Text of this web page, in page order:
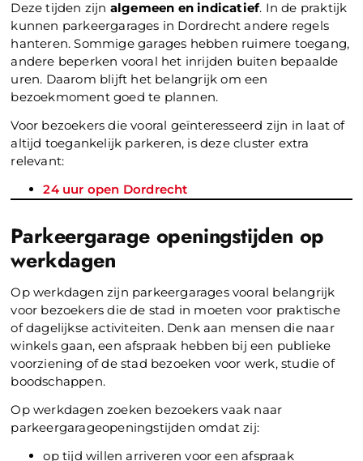
Deze tijden zijn algemeen en indicatief. In de praktijk
kunnen parkeergarages in Dordrecht andere regels
hanteren. Sommige garages hebben ruimere toegang,
andere beperken vooral het inrijden buiten bepaalde
uren. Daarom blijft het belangrijk om een
bezoekmoment goed te plannen.
Voor bezoekers die vooral geïnteresseerd zijn in laat of
altijd toegankelijk parkeren, is deze cluster extra
relevant:
24 uur open Dordrecht
Parkeergarage openingstijden op
werkdagen
Op werkdagen zijn parkeergarages vooral belangrijk
voor bezoekers die de stad in moeten voor praktische
of dagelijkse activiteiten. Denk aan mensen die naar
winkels gaan, een afspraak hebben bij een publieke
voorziening of de stad bezoeken voor werk, studie of
boodschappen.
Op werkdagen zoeken bezoekers vaak naar
parkeergarageopeningstijden omdat zij:
op tijd willen arriveren voor een afspraak